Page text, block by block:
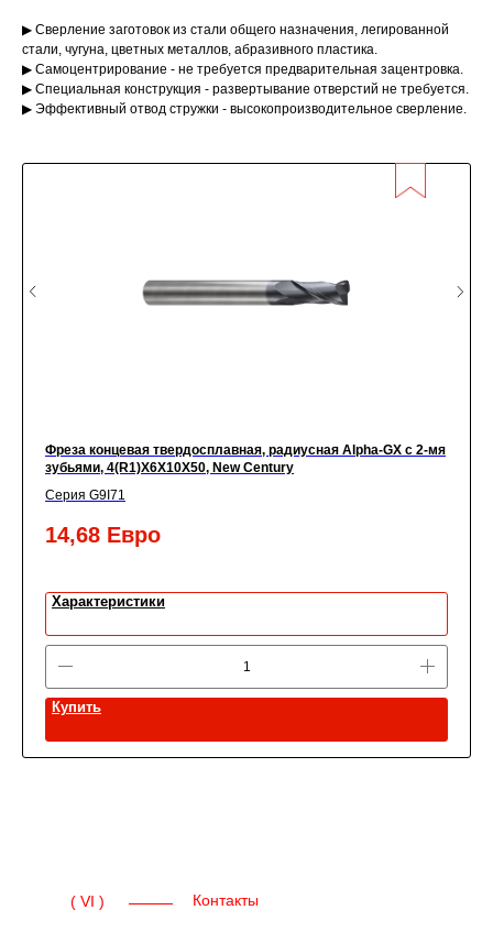
▶ Сверление заготовок из стали общего назначения, легированной
стали, чугуна, цветных металлов, абразивного пластика.
▶ Самоцентрирование - не требуется предварительная зацентровка.
▶ Специальная конструкция - развертывание отверстий не требуется.
▶ Эффективный отвод стружки - высокопроизводительное сверление.
Фреза концевая твердосплавная, радиусная Alpha-GX c 2-мя
зубьями, 4(R1)X6X10X50, New Century
Серия G9I71
14,68 Евро
Характеристики
Купить
( VI ) Контакты